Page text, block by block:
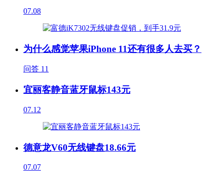
07.08
为什么感觉苹果iPhone 11还有很多人去买？
问答 11
宜丽客静音蓝牙鼠标143元
07.12
德意龙V60无线键盘18.66元
07.07